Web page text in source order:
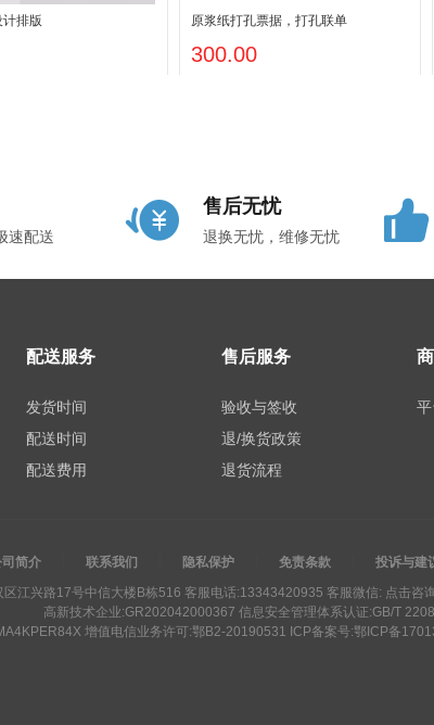
排版 原浆纸打孔票据，打孔联单
300.00
速配送
售后无忧
退换无忧，维修无忧
配送服务
发货时间
配送时间
配送费用
售后服务
验收与签收
退/换货政策
退货流程
简介 联系我们 隐私保护 免责条款 投诉与建
区江兴路17号中信大楼B栋516 客服电话:13343420935 客服微信: 点击咨
高新技术企业:GR202042000367 信息安全管理体系认证:GB/T
增值电信业务许可:鄂B2-20190531 ICP备案号:鄂ICP备